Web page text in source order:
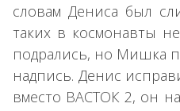
словам Дениса был
таких в космонавты
подрались, но Мишка
надпись. Денис
вместо ВАСТОК 2, он